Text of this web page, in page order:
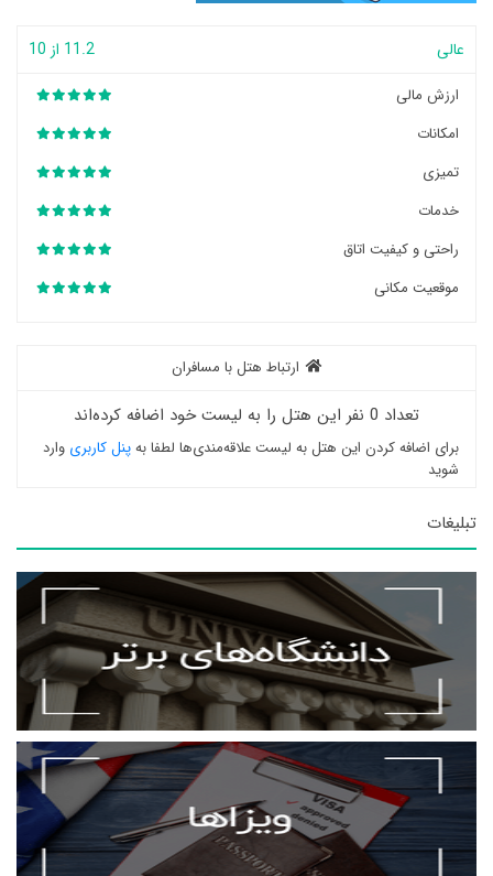
عالی 11.2 از 10
ارزش مالی
امکانات
تمیزی
خدمات
راحتی و کیفیت اتاق
موقعیت مکانی
ارتباط هتل با مسافران
تعداد 0 نفر این هتل را به لیست خود اضافه کرده‌اند
برای اضافه کردن این هتل به لیست علاقه‌مندی‌ها لطفا بهپنل کاربری وارد
شوید
تبلیغات